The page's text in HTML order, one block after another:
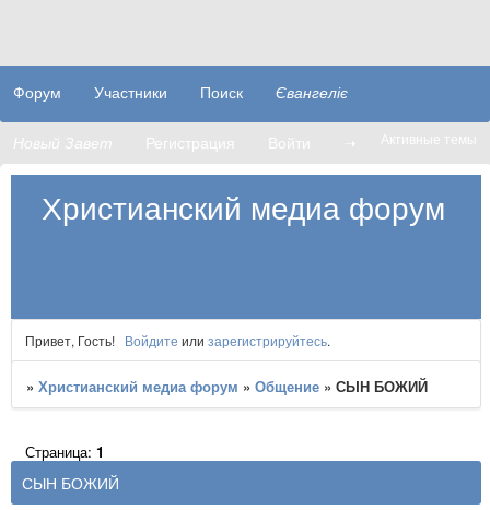
Христианский медиа форум
Форум Участники Поиск Євангеліє
Новый Завет Регистрация Войти ➝ Активные темы
Привет, Гость! Войдите или зарегистрируйтесь.
»Христианский медиа форум »Общение »​​СЫН БОЖИЙ
​​СЫН БОЖИЙ
Страница:1